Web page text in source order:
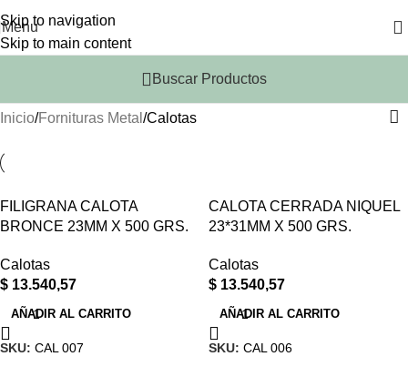
Skip to navigation
Skip to main content
Menu
Buscar Productos
Inicio Fornituras Metal Calotas
FILIGRANA CALOTA
BRONCE 23MM X 500 GRS.
Calotas
$ 13.540,57
AÑADIR AL CARRITO
SKU: CAL 007
CALOTA CERRADA NIQUEL
23*31MM X 500 GRS.
Calotas
$ 13.540,57
AÑADIR AL CARRITO
SKU: CAL 006